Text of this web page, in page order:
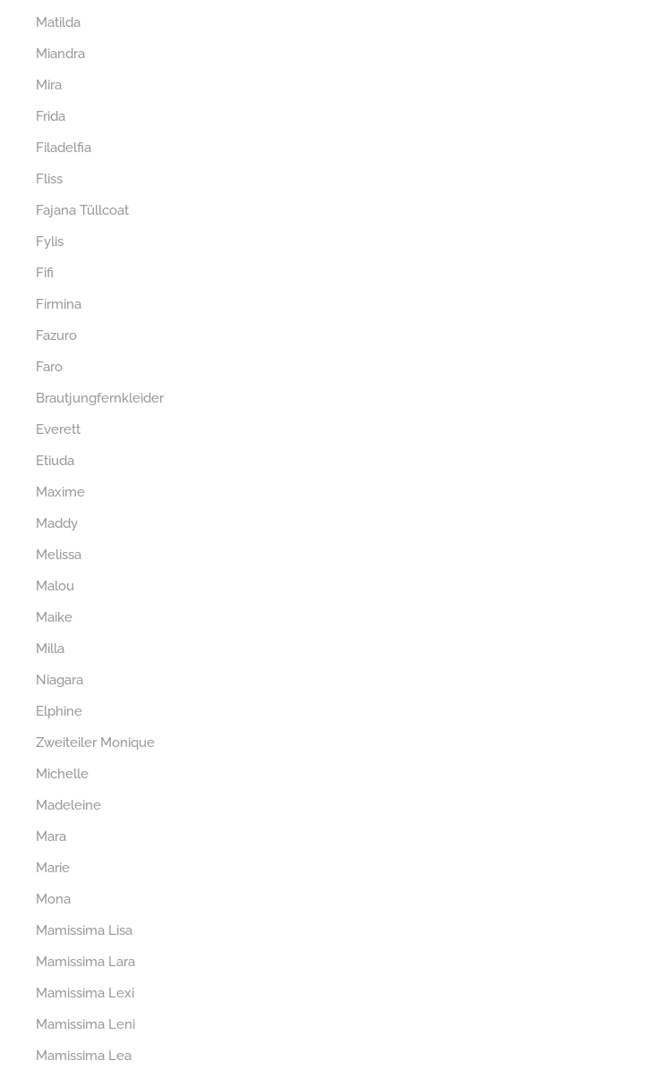
Matilda
Miandra
Mira
Frida
Filadelfia
Fliss
Fajana Tüllcoat
Fylis
Fifi
Firmina
Fazuro
Faro
Brautjungfernkleider
Everett
Etiuda
Maxime
Maddy
Melissa
Malou
Maike
Milla
Niagara
Elphine
Zweiteiler Monique
Michelle
Madeleine
Mara
Marie
Mona
Mamissima Lisa
Mamissima Lara
Mamissima Lexi
Mamissima Leni
Mamissima Lea